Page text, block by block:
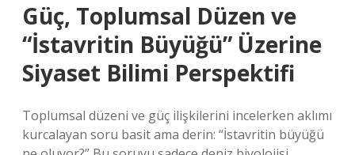
Güç, Toplumsal Düzen ve
“İstavritin Büyüğü” Üzerine
Siyaset Bilimi Perspektifi
Toplumsal düzeni ve güç ilişkilerini incelerken aklımı
kurcalayan soru basit ama derin: “İstavritin büyüğü